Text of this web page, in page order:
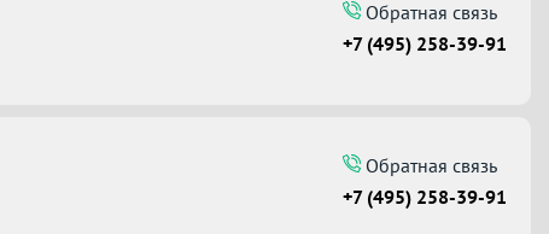
Обратная связь
+7 (495) 258-39-91
Обратная связь
+7 (495) 258-39-91